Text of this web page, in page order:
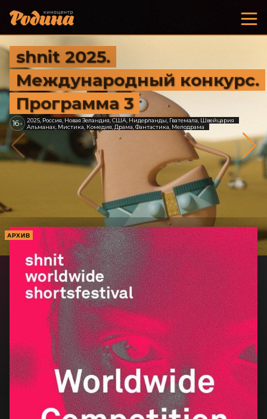
shnit 2025.
Международный конкурс.
Программа 3
16+
2025, Россия, Новая Зеландия, США, Нидерланды, Гватемала, Швейцария
Альманах, Мистика, Комедия, Драма, Фантастика, Мелодрама
АРХИВ